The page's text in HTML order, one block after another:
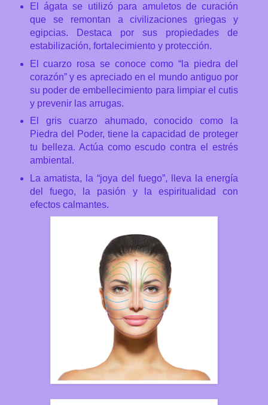
El ágata se utilizó para amuletos de curación
que se remontan a civilizaciones griegas y
egipcias. Destaca por sus propiedades de
estabilización, fortalecimiento y protección.
El cuarzo rosa se conoce como “la piedra del
corazón” y es apreciado en el mundo antiguo por
su poder de embellecimiento para limpiar el cutis
y prevenir las arrugas.
El gris cuarzo ahumado, conocido como la
Piedra del Poder, tiene la capacidad de proteger
tu belleza. Actúa como escudo contra el estrés
ambiental.
La amatista, la “joya del fuego”, lleva la energía
del fuego, la pasión y la espiritualidad con
efectos calmantes.